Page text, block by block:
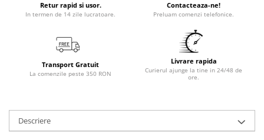
Retur rapid si usor.
In termen de 14 zile lucratoare.
Contacteaza-ne!
Preluam comenzi telefonice.
Transport Gratuit
La comenzile peste 350 RON
Livrare rapida
Curierul ajunge la tine in 24/48 de
ore.
Descriere